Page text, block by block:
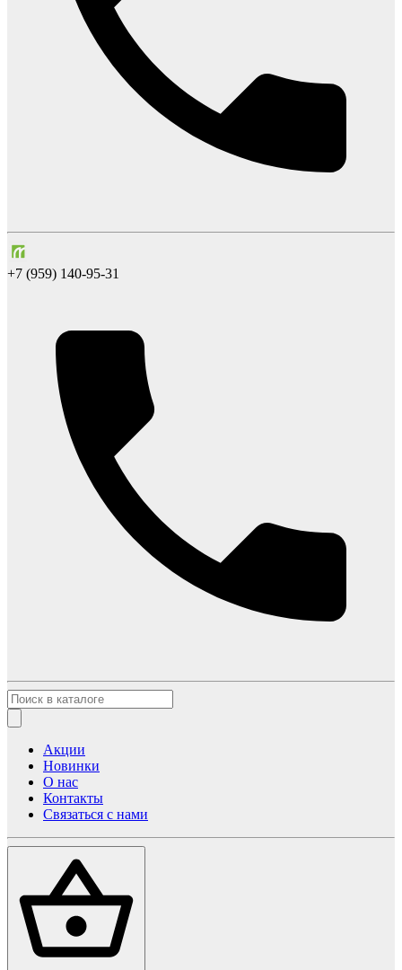
+7 (959) 140-95-31
Акции
Новинки
О нас
Контакты
Связаться с нами